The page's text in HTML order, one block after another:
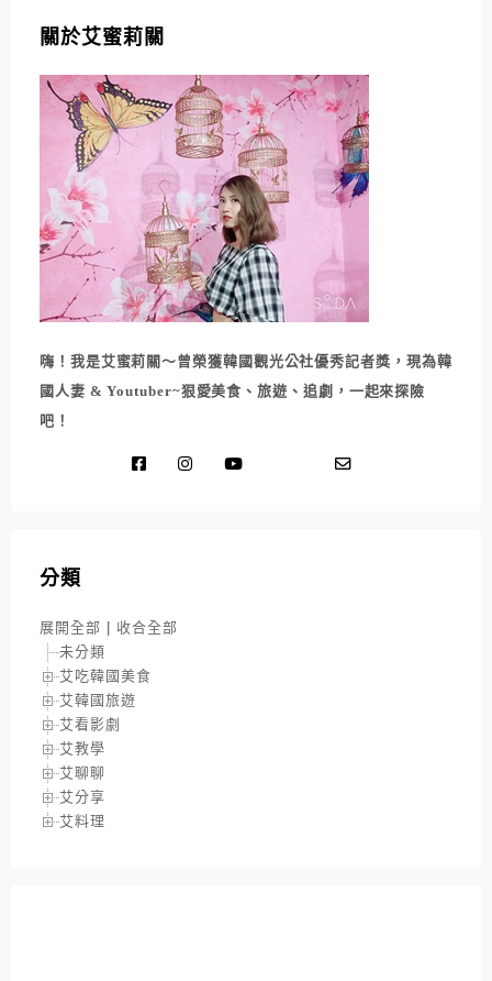
關於艾蜜莉關
嗨！我是艾蜜莉關～曾榮獲韓國觀光公社優秀記者獎，現為韓
國人妻 & Youtuber~狠愛美食、旅遊、追劇，一起來探險
吧！
分類
展開全部
收合全部
未分類
艾吃韓國美食
艾韓國旅遊
艾看影劇
艾教學
艾聊聊
艾分享
艾料理